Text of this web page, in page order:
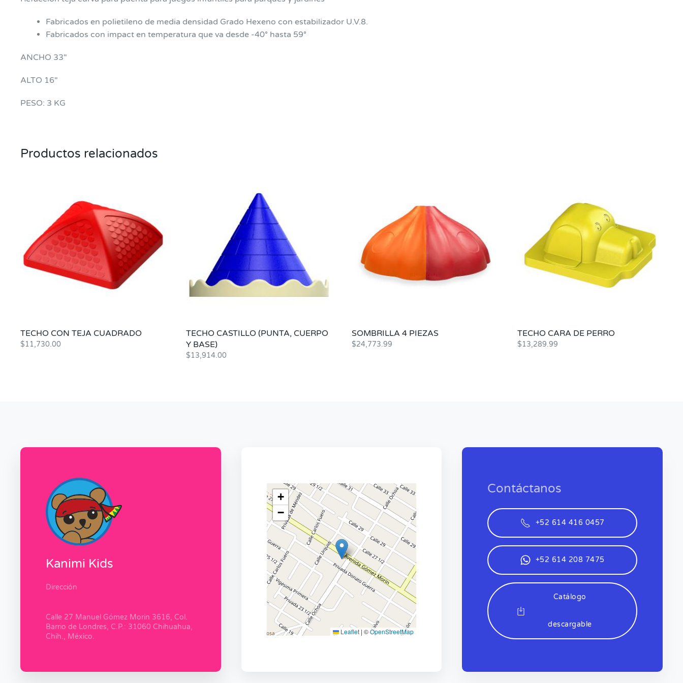
Fabricados en polietileno de media densidad Grado Hexeno con estabilizador U.V.8.
Fabricados con impact en temperatura que va desde -40° hasta 59°
ANCHO 33″
ALTO 16″
PESO: 3 KG
Productos relacionados
TECHO CON TEJA CUADRADO
$11,730.00
TECHO CASTILLO (PUNTA, CUERPO
Y BASE)
$13,914.00
SOMBRILLA 4 PIEZAS
$24,773.99
TECHO CARA DE PERRO
$13,289.99
Kanimi Kids
Dirección
Calle 27 Manuel Gómez Morin 3616, Col.
Barrio de Londres, C.P.: 31060 Chihuahua,
Chih., México.
+
−
Leaflet | ©OpenStreetMap
Contáctanos
+52 614 416 0457
+52 614 208 7475
Catálogo
descargable